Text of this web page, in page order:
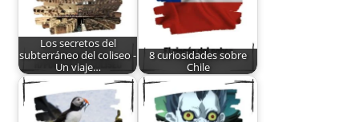
Los secretos del
subterráneo del coliseo -
Un viaje…
8 curiosidades sobre
Chile